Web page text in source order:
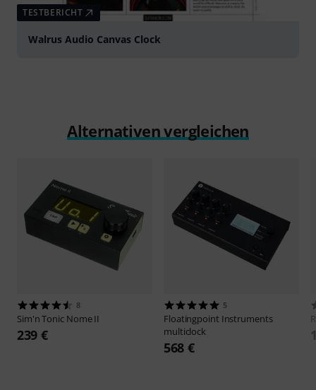
TESTBERICHT
Walrus Audio Canvas Clock
Alternativen vergleichen
8
Sim'n Tonic Nome II
239 €
5
Floatingpoint Instruments
multiclock
568 €